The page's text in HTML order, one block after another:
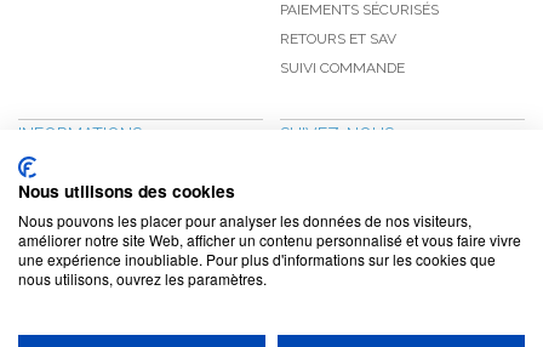
PAIEMENTS SÉCURISÉS
RETOURS ET SAV
SUIVI COMMANDE
INFORMATIONS
NOUVEAUTÉS
PROMOTIONS
CGV
CONFIDENTIALITÉ
MENTIONS LÉGALES
SUIVEZ-NOUS
NOTRE BLOG
Nous utilisons des cookies
Nous pouvons les placer pour analyser les données de nos visiteurs,
améliorer notre site Web, afficher un contenu personnalisé et vous faire vivre
une expérience inoubliable. Pour plus d'informations sur les cookies que
nous utilisons, ouvrez les paramètres.